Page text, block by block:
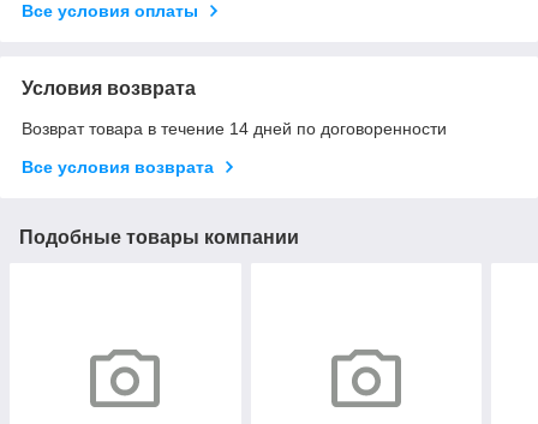
Все условия оплаты
Условия возврата
Возврат товара в течение 14 дней по договоренности
Все условия возврата
Подобные товары компании